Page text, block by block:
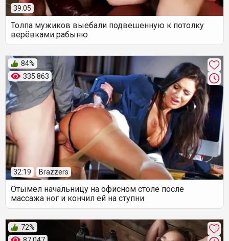
39:05
Толпа мужиков выебали подвешенную к потолку
верёвками рабыню
335 863
84%
32:19 Brazzers
Отымел начальницу на офисном столе после
массажа ног и кончил ей на ступни
72%